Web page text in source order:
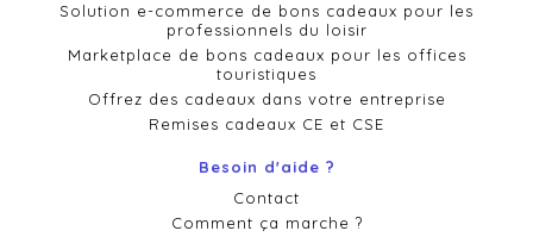
Solution e-commerce de bons cadeaux pour les
professionnels du loisir
Marketplace de bons cadeaux pour les offices
touristiques
Offrez des cadeaux dans votre entreprise
Remises cadeaux CE et CSE
Besoin d'aide ?
Contact
Comment ça marche ?